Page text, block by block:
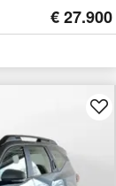
€ 27.900